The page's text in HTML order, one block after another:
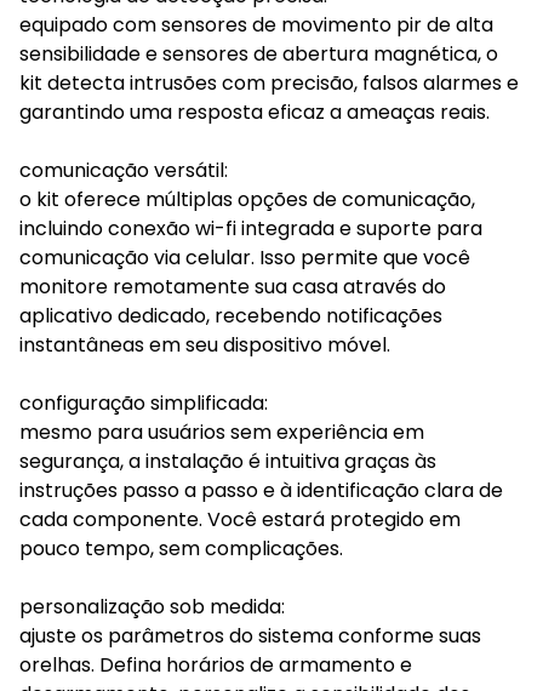
equipado com sensores de movimento pir de alta
sensibilidade e sensores de abertura magnética, o
kit detecta intrusões com precisão, falsos alarmes e
garantindo uma resposta eficaz a ameaças reais.
comunicação versátil:
o kit oferece múltiplas opções de comunicação,
incluindo conexão wi-fi integrada e suporte para
comunicação via celular. Isso permite que você
monitore remotamente sua casa através do
aplicativo dedicado, recebendo notificações
instantâneas em seu dispositivo móvel.
configuração simplificada:
mesmo para usuários sem experiência em
segurança, a instalação é intuitiva graças às
instruções passo a passo e à identificação clara de
cada componente. Você estará protegido em
pouco tempo, sem complicações.
personalização sob medida:
ajuste os parâmetros do sistema conforme suas
orelhas. Defina horários de armamento e